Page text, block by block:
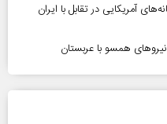
آمریکایی در تقابل با ایران
همسو با عربستان